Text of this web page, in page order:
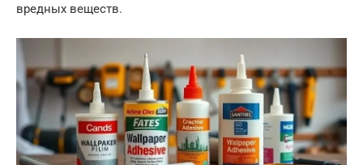
вредных веществ.